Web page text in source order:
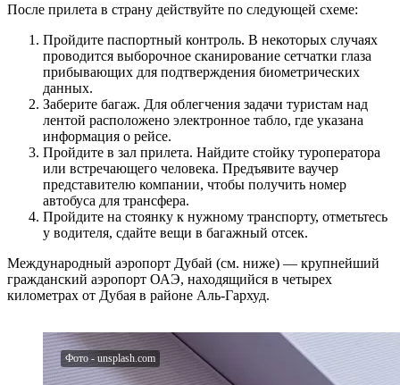
После прилета в страну действуйте по следующей схеме:
Пройдите паспортный контроль. В некоторых случаях
проводится выборочное сканирование сетчатки глаза
прибывающих для подтверждения биометрических
данных.
Заберите багаж. Для облегчения задачи туристам над
лентой расположено электронное табло, где указана
информация о рейсе.
Пройдите в зал прилета. Найдите стойку туроператора
или встречающего человека. Предъявите ваучер
представителю компании, чтобы получить номер
автобуса для трансфера.
Пройдите на стоянку к нужному транспорту, отметьтесь
у водителя, сдайте вещи в багажный отсек.
Международный аэропорт Дубай (см. ниже) — крупнейший
гражданский аэропорт ОАЭ, находящийся в четырех
километрах от Дубая в районе Аль-Гархуд.